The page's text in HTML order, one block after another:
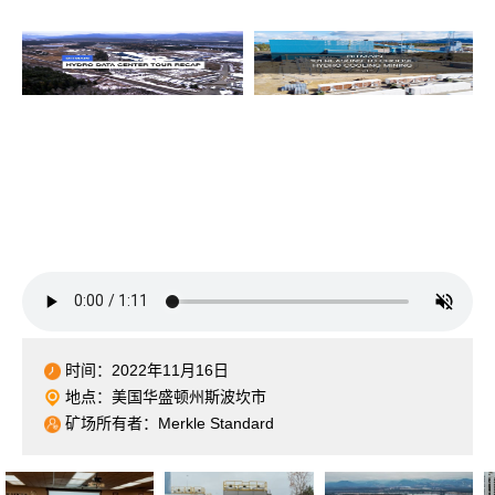
时间：2022年11月16日
地点：美国华盛顿州斯波坎市
矿场所有者：Merkle Standard